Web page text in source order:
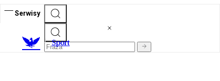
Serwisy
Sport